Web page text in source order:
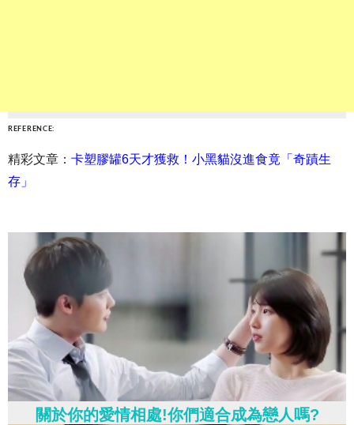
REFERENCE:
精彩文章： 卡塑膠罐6天才獲救！小黑貓沒進食竟「奇蹟生
存」
關於你的愛情相處!你們適合成為戀人嗎?